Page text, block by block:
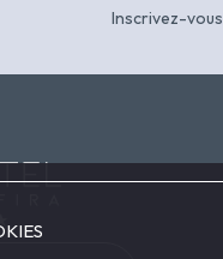
Inscrivez-